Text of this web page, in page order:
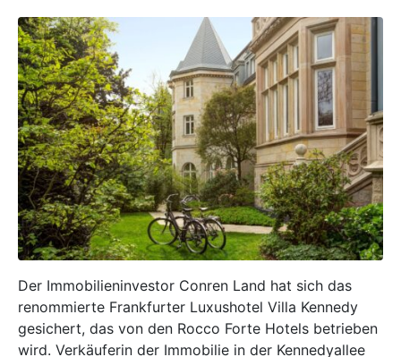
Der Immobilieninvestor Conren Land hat sich das
renommierte Frankfurter Luxushotel Villa Kennedy
gesichert, das von den Rocco Forte Hotels betrieben
wird. Verkäuferin der Immobilie in der Kennedyallee